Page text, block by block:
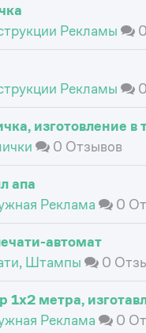
Рекламы
Рекламы
изготовление
0 Отзывов
апа
Реклама 0
автомат
Штампы 0
1х2 метра,
Реклама 0